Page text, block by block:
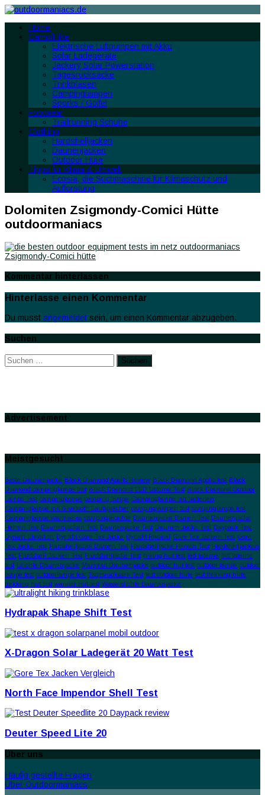
Home
Camp/Hike
Elektrische Luftpumpen mit Akku
Solar Ladegeräte
Jackery Solar Powerstation
Tagesrucksäcke
Trinkblasen
Campinglampen
Sporks / Göffel
Footwear
Trailrunning Schuhe
Clothing
Hardshelljacken
Daunenjacken
Outdoor Hüte
Tipps für Klima & Umwelt
Ecosia, die Suchmaschine für Klimaschutz und
Aufforstung
Dolomiten Zsigmondy-Comici Hütte
outdoormaniacs
Kommentar hinterlassen
Hinterlasse einen Kommentar
Du musst angemeldet sein, um einen Kommentar abzugeben.
Suchen
Suchen
nach:
Advertisement
Meistgesucht
Beste Daunenjacke Black Diamond Apollo Review Black Diamond Apollo test Black
Diamond campinglampe test Black Diamond LED Laterne Test Black Diamond Outdoor
Lampe Test campinglampe camping lampe Campinglampe mit batterien
Campinglampe mit Bluetooth Lautsprecher campinglampen test campinglampe test
Campinglampe warmweiss campingleuchte Daunenjacke Damen Test Daunenjacke
Herren Test Daunenjacken Test Daunenjacke Test Daunen Jacke Test Daypack Test
Dynafit Elevation Dynafit Gore Tex Jacke Dynafit Radical Gore Tex Jacken Test Gore
Tex Jacke Test Hardshelljacke Damen Test Hardshelljacke Herren Test Hardshelljacken
Test Hardshell Jacken Test Hardshelljacke Test hiking hut test led laterne led laterne
test Leichte Daunenjacke Mammut Daunenjacke outdoor hut test outdoor lampe outdoor
lampe test outdoorlampe test Tagesrucksack Test test outdoor hüte test trekking hüte
trekking hut test wander hut test Wasserdichte Daunenjacke
Hydrapak Shape Shift Test
X-Dragon Solar Ladegerät 20 Watt Test
North Face Impendor Shell Test
Deuter Speed Lite 20
Über uns
Häufig gestellte Fragen
Über Outdoormaniacs